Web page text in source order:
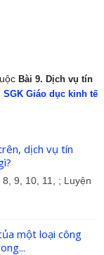
Bài 9. Dịch vụ tín
SGK Giáo dục kinh tế
dịch vụ tín
9, 10, 11, ; Luyện
một loại công